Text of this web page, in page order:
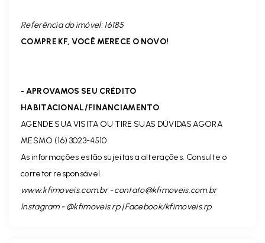
Referência do imóvel: 16185
COMPRE KF, VOCÊ MERECE O NOVO!
- APROVAMOS SEU CRÉDITO
HABITACIONAL/FINANCIAMENTO
AGENDE SUA VISITA OU TIRE SUAS DÚVIDAS AGORA
MESMO (16) 3023-4510
As informações estão sujeitas a alterações. Consulte o
corretor responsável.
www.kfimoveis.com.br -contato@kfimoveis.com.br
Instagram - @kfimoveis.rp | Facebook/kfimoveis.rp